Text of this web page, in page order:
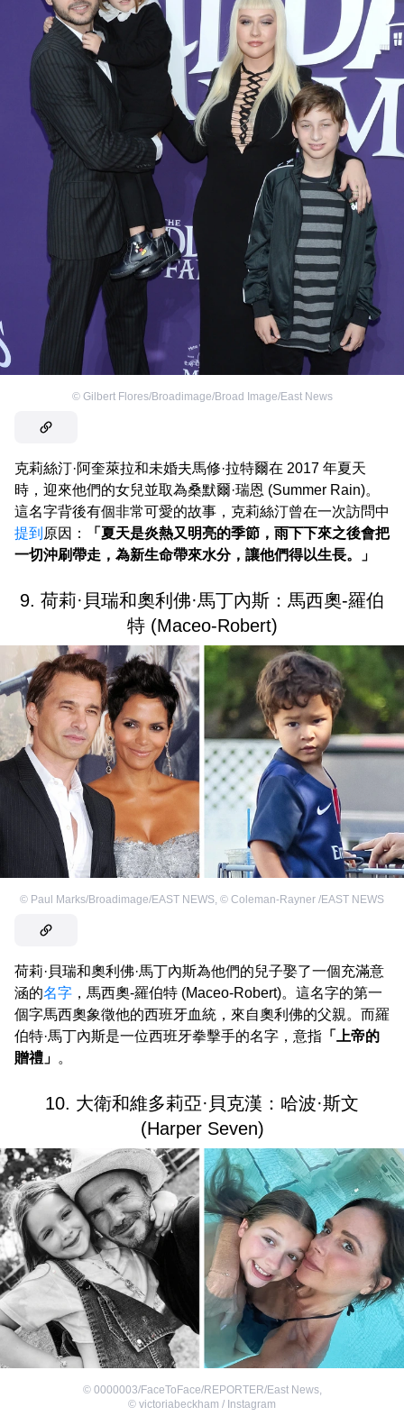
© Gilbert Flores/Broadimage/Broad Image/East News
克莉絲汀·阿奎萊拉和未婚夫馬修·拉特爾在 2017 年夏天
時，迎來他們的女兒並取為桑默爾·瑞恩 (Summer Rain)。
這名字背後有個非常可愛的故事，克莉絲汀曾在一次訪問中
提到 原因：
「夏天是炎熱又明亮的季節，雨下下來之後會把
一切沖刷帶走，為新生命帶來水分，讓他們得以生長。」
9. 荷莉·貝瑞和奧利佛·馬丁內斯：馬西奧-羅伯
特 (Maceo-Robert)
© Paul Marks/Broadimage/EAST NEWS, © Coleman-Rayner /EAST NEWS
荷莉·貝瑞和奧利佛·馬丁內斯為他們的兒子娶了一個充滿意
涵的名字 ，馬西奧-羅伯特 (Maceo-Robert)。這名字的第一
個字馬西奧象徵他的西班牙血統，來自奧利佛的父親。而羅
伯特·馬丁內斯是一位西班牙拳擊手的名字，意指 「上帝的
贈禮」 。
10. 大衛和維多莉亞·貝克漢：哈波·斯文
(Harper Seven)
© 0000003/FaceToFace/REPORTER/East News,
© victoriabeckham / Instagram